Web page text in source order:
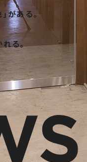
がある。
る。